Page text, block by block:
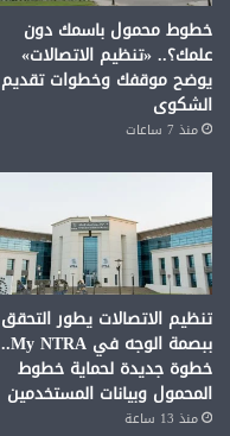
خطوط محمول باسمك دون
علمك؟.. «تنظيم الاتصالات»
يوضح موقفك وخطوات تقديم
الشكوى
منذ 7 ساعات
تنظيم الاتصالات يطور التحقق
ببصمة الوجه في My NTRA..
خطوة جديدة لحماية خطوط
المحمول وبيانات المستخدمين
منذ 13 ساعة